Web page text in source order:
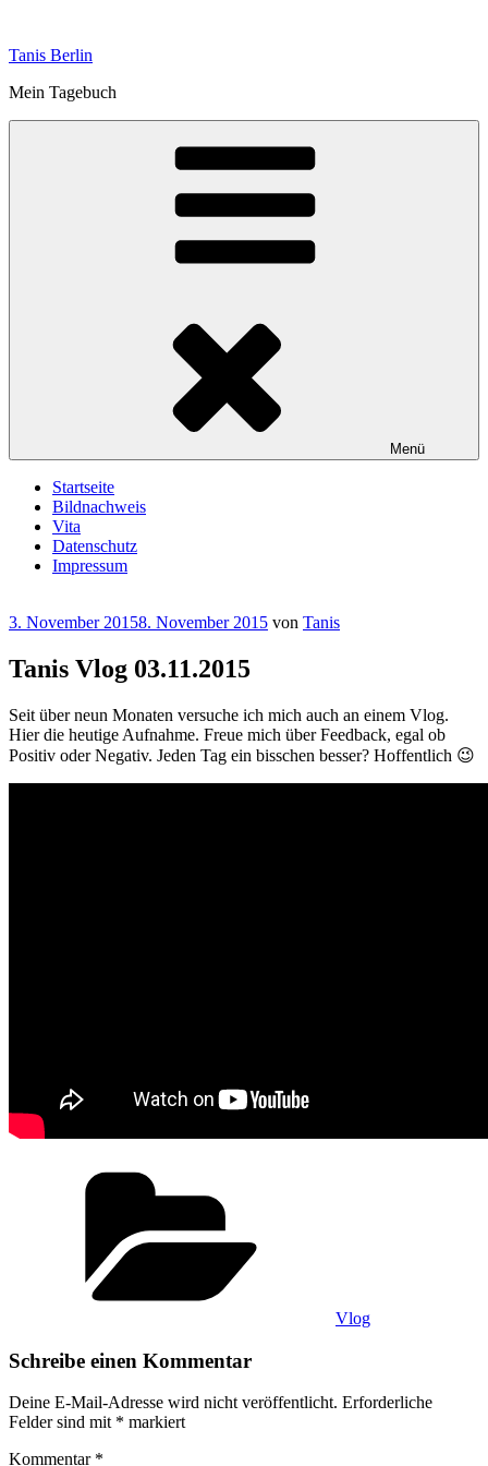
springen
Tanis Berlin
Mein Tagebuch
Menü
Startseite
Bildnachweis
Vita
Datenschutz
Impressum
Veröffentlicht
3. November 20158. November 2015 von Tanis
Tanis Vlog 03.11.2015
Seit über neun Monaten versuche ich mich auch an einem Vlog.
Hier die heutige Aufnahme. Freue mich über Feedback, egal ob
Positiv oder Negativ. Jeden Tag ein bisschen besser? Hoffentlich 😉
Vlog
Schreibe einen Kommentar
Deine E-Mail-Adresse wird nicht veröffentlicht. Erforderliche
Felder sind mit * markiert
Kommentar *